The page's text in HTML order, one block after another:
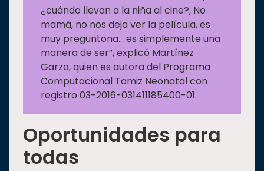
¿cuándo llevan a la niña al cine?, No
mamá, no nos deja ver la película, es
muy preguntona… es simplemente una
manera de ser”, explicó Martínez
Garza, quien es autora del Programa
Computacional Tamiz Neonatal con
registro 03-2016-031411185400-01.
Oportunidades para
todas